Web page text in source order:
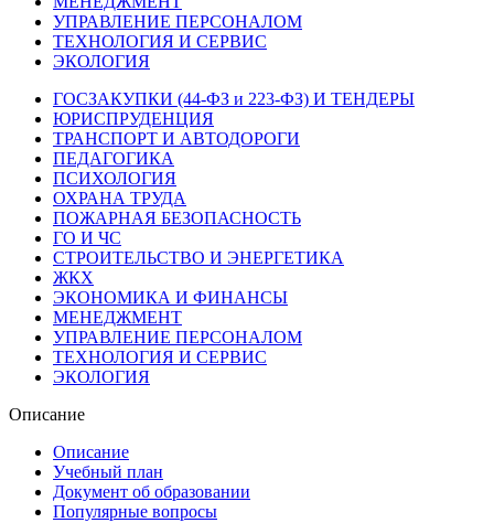
УПРАВЛЕНИЕ ПЕРСОНАЛОМ
ТЕХНОЛОГИЯ И СЕРВИС
ЭКОЛОГИЯ
ГОСЗАКУПКИ (44-ФЗ и 223-ФЗ) И ТЕНДЕРЫ
ЮРИСПРУДЕНЦИЯ
ТРАНСПОРТ И АВТОДОРОГИ
ПЕДАГОГИКА
ПСИХОЛОГИЯ
ОХРАНА ТРУДА
ПОЖАРНАЯ БЕЗОПАСНОСТЬ
ГО И ЧС
СТРОИТЕЛЬСТВО И ЭНЕРГЕТИКА
ЖКХ
ЭКОНОМИКА И ФИНАНСЫ
МЕНЕДЖМЕНТ
УПРАВЛЕНИЕ ПЕРСОНАЛОМ
ТЕХНОЛОГИЯ И СЕРВИС
ЭКОЛОГИЯ
Описание
Описание
Учебный план
Документ об образовании
Популярные вопросы